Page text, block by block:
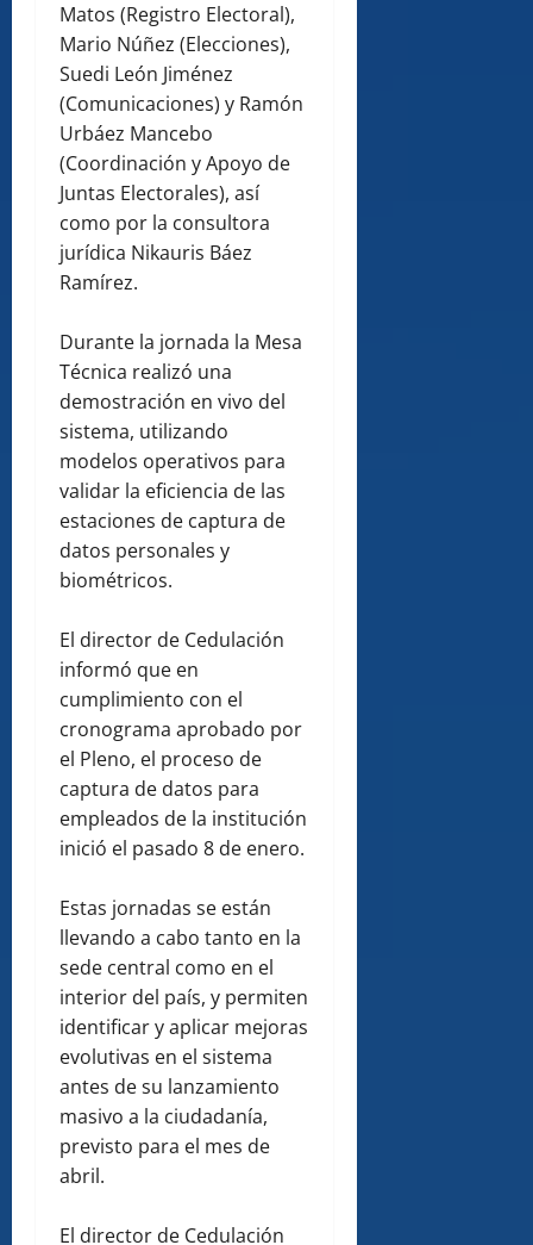
Matos (Registro Electoral),
Mario Núñez (Elecciones),
Suedi León Jiménez
(Comunicaciones) y Ramón
Urbáez Mancebo
(Coordinación y Apoyo de
Juntas Electorales), así
como por la consultora
jurídica Nikauris Báez
Ramírez.
Durante la jornada la Mesa
Técnica realizó una
demostración en vivo del
sistema, utilizando
modelos operativos para
validar la eficiencia de las
estaciones de captura de
datos personales y
biométricos.
El director de Cedulación
informó que en
cumplimiento con el
cronograma aprobado por
el Pleno, el proceso de
captura de datos para
empleados de la institución
inició el pasado 8 de enero.
Estas jornadas se están
llevando a cabo tanto en la
sede central como en el
interior del país, y permiten
identificar y aplicar mejoras
evolutivas en el sistema
antes de su lanzamiento
masivo a la ciudadanía,
previsto para el mes de
abril.
El director de Cedulación